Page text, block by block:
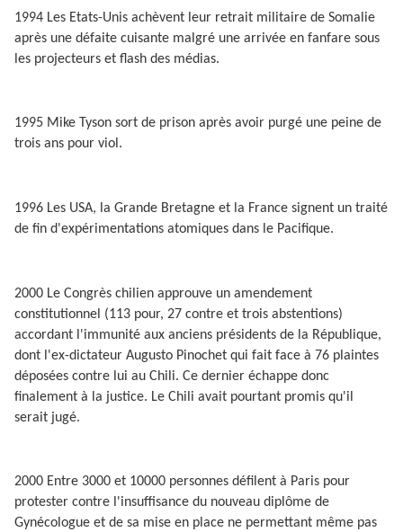
1994 Les Etats-Unis achèvent leur retrait militaire de Somalie
après une défaite cuisante malgré une arrivée en fanfare sous
les projecteurs et flash des médias.
1995 Mike Tyson sort de prison après avoir purgé une peine de
trois ans pour viol.
1996 Les USA, la Grande Bretagne et la France signent un traité
de fin d'expérimentations atomiques dans le Pacifique.
2000 Le Congrès chilien approuve un amendement
constitutionnel (113 pour, 27 contre et trois abstentions)
accordant l'immunité aux anciens présidents de la République,
dont l'ex-dictateur Augusto Pinochet qui fait face à 76 plaintes
déposées contre lui au Chili. Ce dernier échappe donc
finalement à la justice. Le Chili avait pourtant promis qu'il
serait jugé.
2000 Entre 3000 et 10000 personnes défilent à Paris pour
protester contre l'insuffisance du nouveau diplôme de
Gynécologue et de sa mise en place ne permettant même pas